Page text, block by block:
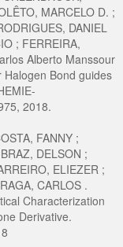
MARCELO D. ;
DANIEL
; FERREIRA,
Alberto Manssour
Halogen Bond guides
2018.
FANNY ;
DELSON ;
ELIEZER ;
CARLOS .
Characterization
Derivative.